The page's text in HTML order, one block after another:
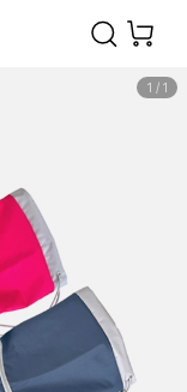
1 / 1